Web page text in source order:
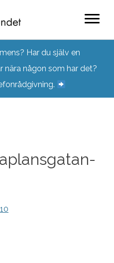
Har du själv en
nära någon som har det?